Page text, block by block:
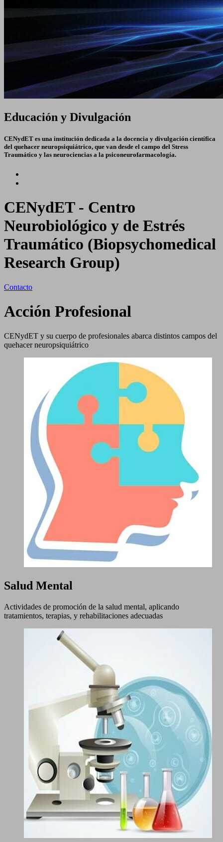
Educación y Divulgación
CENydET es una institución dedicada a la docencia y divulgación científica
del quehacer neuropsiquiátrico, que van desde el campo del Stress
Traumático y las neurociencias a la psiconeurofarmacología.
CENydET - Centro
Neurobiológico y de Estrés
Traumático (Biopsychomedical
Research Group)
Contacto
Acción Profesional
CENydET y su cuerpo de profesionales abarca distintos campos del
quehacer neuropsiquiátrico
Salud Mental
Actividades de promoción de la salud mental, aplicando
tratamientos, terapias, y rehabilitaciones adecuadas